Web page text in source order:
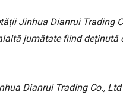
Jinhua Dianrui Trading
jumătate fiind deținută
Dianrui Trading Co.,